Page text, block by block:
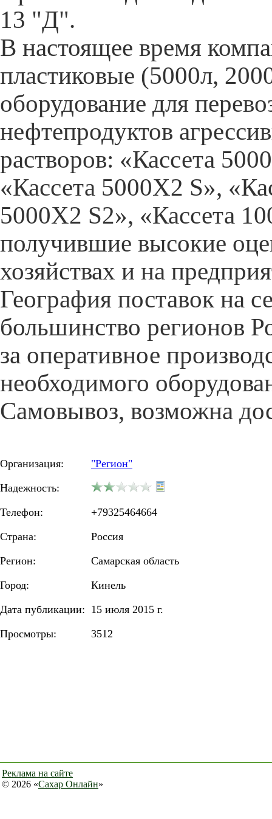
13 "Д".
В настоящее время
пластиковые (5000л,
оборудование для
нефтепродуктов
растворов: «Кассета
«Кассета 5000Х2 S»,
5000Х2 S2», «Кассета
получившие высокие
хозяйствах и на
География поставок на
большинство регионов
за оперативное
необходимого
Самовывоз, возможна
Организация:
"Регион"
Надежность:
Телефон:
+79325464664
Страна:
Россия
Регион:
Самарская область
Город:
Кинель
Дата публикации: 15 июля 2015 г.
Просмотры:
3512
Реклама на сайте
© 2026 «Сахар Онлайн»